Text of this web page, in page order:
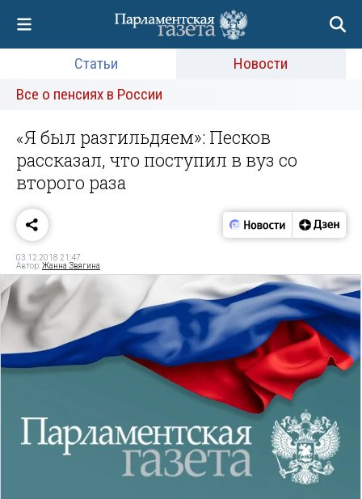
Статьи
Новости
Все о пенсиях в России
«Я был разгильдяем»: Песков
рассказал, что поступил в вуз со
второго раза
03.12.2018 21:47
Автор:Жанна Звягина